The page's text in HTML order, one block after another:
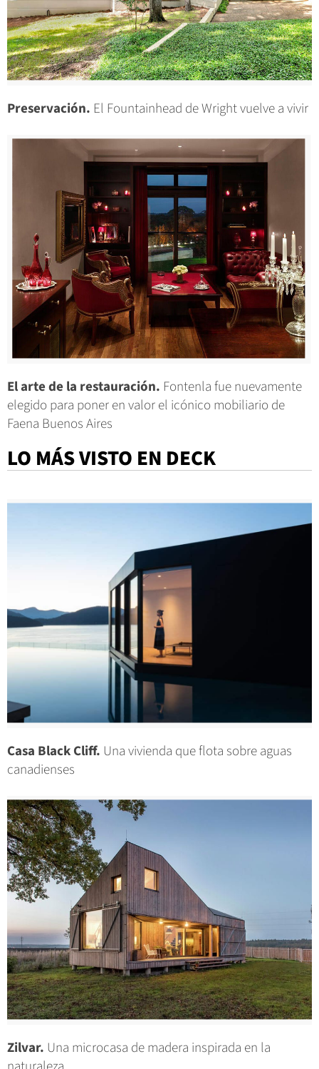
Preservación. El Fountainhead de Wright vuelve a vivir
El arte de la restauración. Fontenla fue nuevamente
elegido para poner en valor el icónico mobiliario de
Faena Buenos Aires
LO MÁS VISTO EN DECK
Casa Black Cliff. Una vivienda que flota sobre aguas
canadienses
Zilvar. Una microcasa de madera inspirada en la